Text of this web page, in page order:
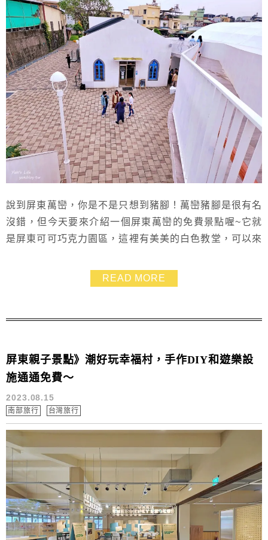
說到屏東萬巒，你是不是只想到豬腳！萬巒豬腳是很有名
沒錯，但今天要來介紹一個屏東萬巒的免費景點喔~它就
是屏東可可巧克力園區，這裡有美美的白色教堂，可以來
區不大所以停留時間不長，比較適合當作來屏東玩的旅途
休息站，建議來訪可可巧克力園區時跟其他景點一同安排
READ MORE
屏東親子景點》潮好玩幸福村，手作DIY和遊樂設
施通通免費～
2023.08.15
南部旅行 台灣旅行